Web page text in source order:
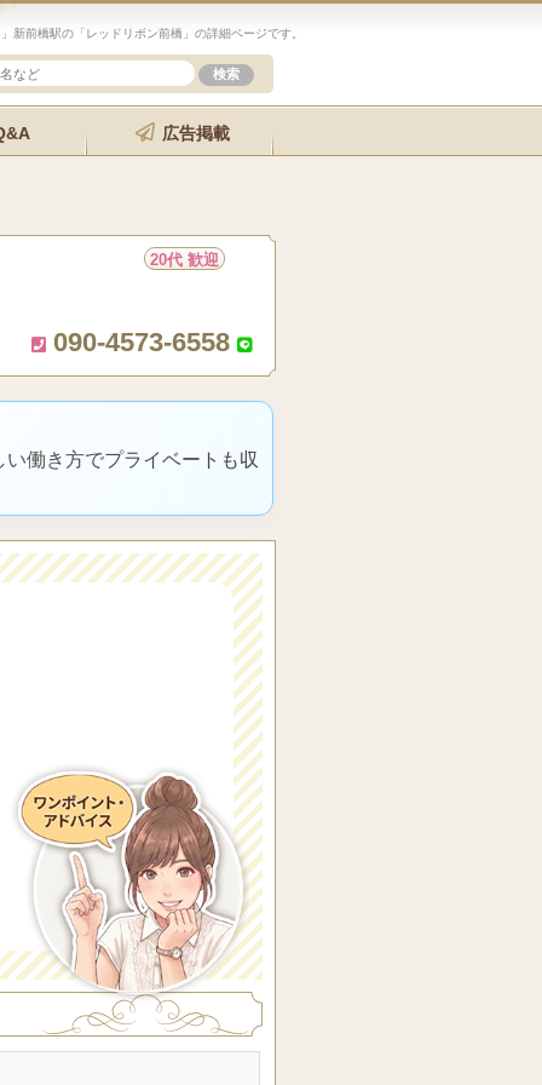
新前橋駅の「レッドリボン前橋」の詳細ページです。
広告掲載
20代 歓迎
090-4573-6558
働き方でプライベートも収